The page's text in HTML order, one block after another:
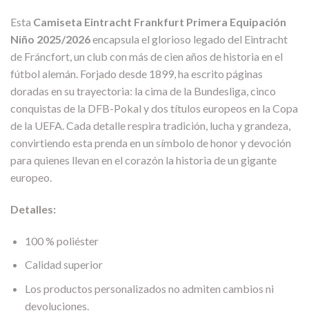
Esta Camiseta Eintracht Frankfurt Primera Equipación
Niño 2025/2026encapsula el glorioso legado del Eintracht
de Fráncfort, un club con más de cien años de historia en el
fútbol alemán. Forjado desde 1899, ha escrito páginas
doradas en su trayectoria: la cima de la Bundesliga, cinco
conquistas de la DFB-Pokal y dos títulos europeos en la Copa
de la UEFA. Cada detalle respira tradición, lucha y grandeza,
convirtiendo esta prenda en un símbolo de honor y devoción
para quienes llevan en el corazón la historia de un gigante
europeo.
Detalles:
100 % poliéster
Calidad superior
Los productos personalizados no admiten cambios ni
devoluciones.